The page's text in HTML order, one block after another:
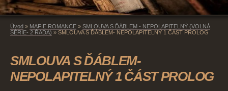
Úvod » MAFIE ROMANCE » SMLOUVA S ĎÁBLEM - NEPOLAPITELNÝ (VOLNÁ
SÉRIE- 2 ŘADA) » SMLOUVA S ĎÁBLEM- NEPOLAPITELNÝ 1 ČÁST PROLOG
SMLOUVA S ĎÁBLEM-
NEPOLAPITELNÝ 1 ČÁST PROLOG